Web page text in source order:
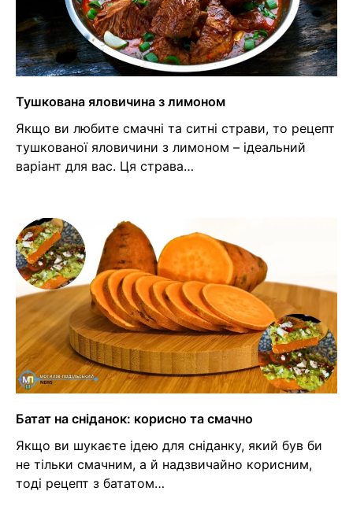
Тушкована яловичина з лимоном
Якщо ви любите смачні та ситні страви, то рецепт
тушкованої яловичини з лимоном – ідеальний
варіант для вас. Ця страва…
Батат на сніданок: корисно та смачно
Якщо ви шукаєте ідею для сніданку, який був би
не тільки смачним, а й надзвичайно корисним,
тоді рецепт з бататом…